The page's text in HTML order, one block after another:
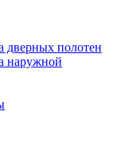
дверных полотен
наружной